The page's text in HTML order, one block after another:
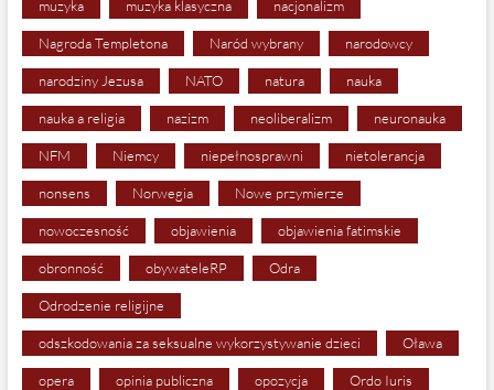
muzyka muzyka klasyczna nacjonalizm
Nagroda Templetona Naród wybrany narodowcy
narodziny Jezusa NATO natura nauka
nauka a religia nazizm neoliberalizm neuronauka
NFM Niemcy niepełnosprawni nietolerancja
nonsens Norwegia Nowe przymierze
nowoczesność objawienia objawienia fatimskie
obronność obywateleRP Odra
Odrodzenie religijne
odszkodowania za seksualne wykorzystywanie dzieci Oława
opera opinia publiczna opozycja Ordo Iuris